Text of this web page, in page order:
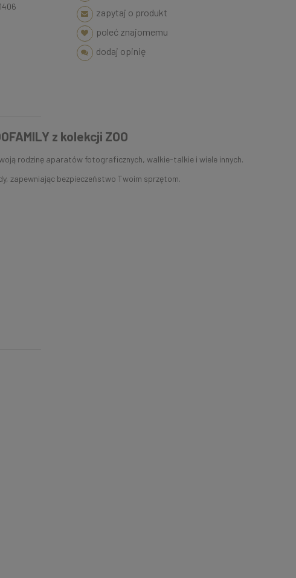
zapytaj o produkt
poleć znajomemu
dodaj opinię
z kolekcji ZOO
rodzinę aparatów fotograficznych, walkie-talkie i wiele innych.
zapewniając bezpieczeństwo Twoim sprzętom.